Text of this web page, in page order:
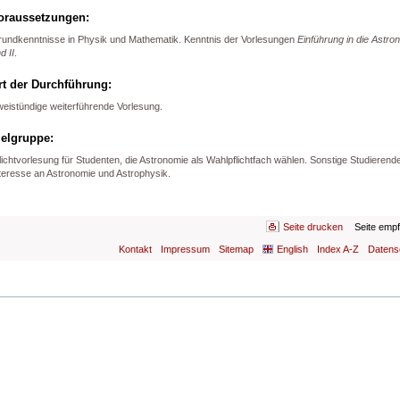
in Physik und Mathematik. Kenntnis der Vorlesungen Einführung in die
II
der Durchführung:
weiterführende Vorlesung.
für Studenten, die Astronomie als Wahlpflichtfach wählen. Sonstige
an Astronomie und Astrophysik.
Seite drucken Seite
Kontakt Impressum Sitemap English Index A-Z